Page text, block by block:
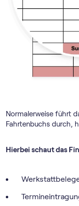
Normalerweise führt
Fahrtenbuchs durch,
Hierbei schaut das